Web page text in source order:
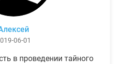
06-01
в проведении тайного